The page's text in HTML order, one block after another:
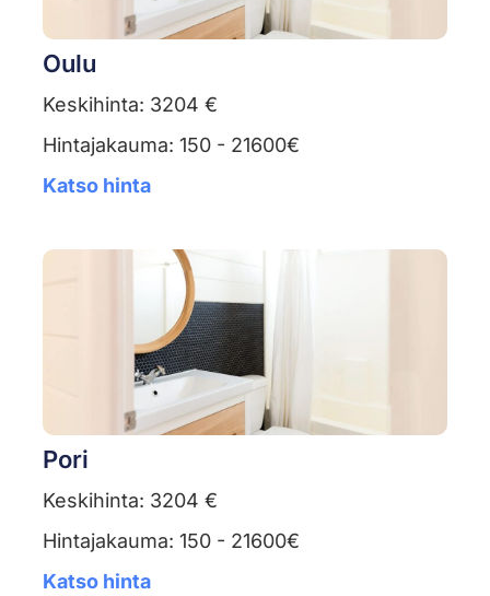
Oulu
Keskihinta: 3204 €
Hintajakauma: 150 - 21600€
Katso hinta
Pori
Keskihinta: 3204 €
Hintajakauma: 150 - 21600€
Katso hinta